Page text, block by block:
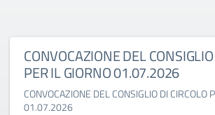
CONVOCAZIONE DEL
PER IL GIORNO 01.07.2026
CONVOCAZIONE DEL CONSIGLIO DI CIRCOLO
01.07.2026